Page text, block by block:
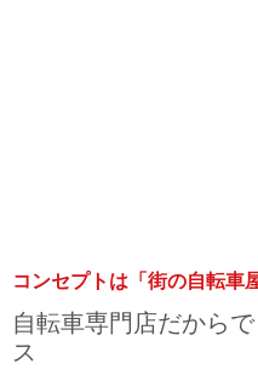
コンセプトは「街の自転車
自転車専門店だから
ス